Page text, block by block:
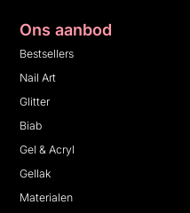
Ons aanbod
Bestsellers
Nail Art
Glitter
Biab
Gel & Acryl
Gellak
Materialen